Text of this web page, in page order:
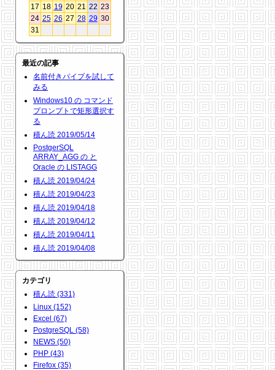
17 18 19 20 21 22 23
24 25 26 27 28 29 30
31
最近の記事
名前付きパイプを試して
みる
Windows10 の コマンド
プロンプトで矩形選択す
る
積ん読 2019/05/14
PostgerSQL
ARRAY_AGG の と
Oracle の LISTAGG
積ん読 2019/04/24
積ん読 2019/04/23
積ん読 2019/04/18
積ん読 2019/04/12
積ん読 2019/04/11
積ん読 2019/04/08
カテゴリ
積ん読 (331)
Linux (152)
Excel (67)
PostgreSQL (58)
NEWS (50)
PHP (43)
Firefox (35)